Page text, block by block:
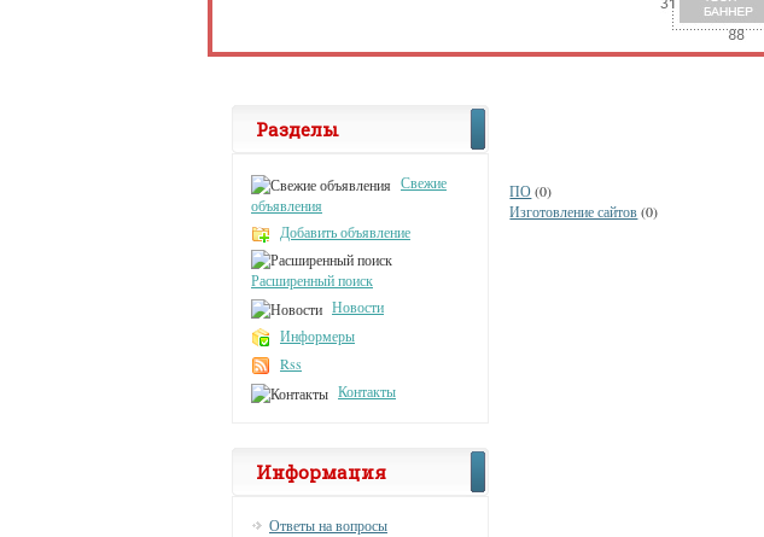
ПО(0)
Изготовление сайтов(0)
Разделы
Свежие
объявления
Добавить объявление
Расширенный поиск
Новости
Информеры
Rss
Контакты
Информация
Ответы на вопросы